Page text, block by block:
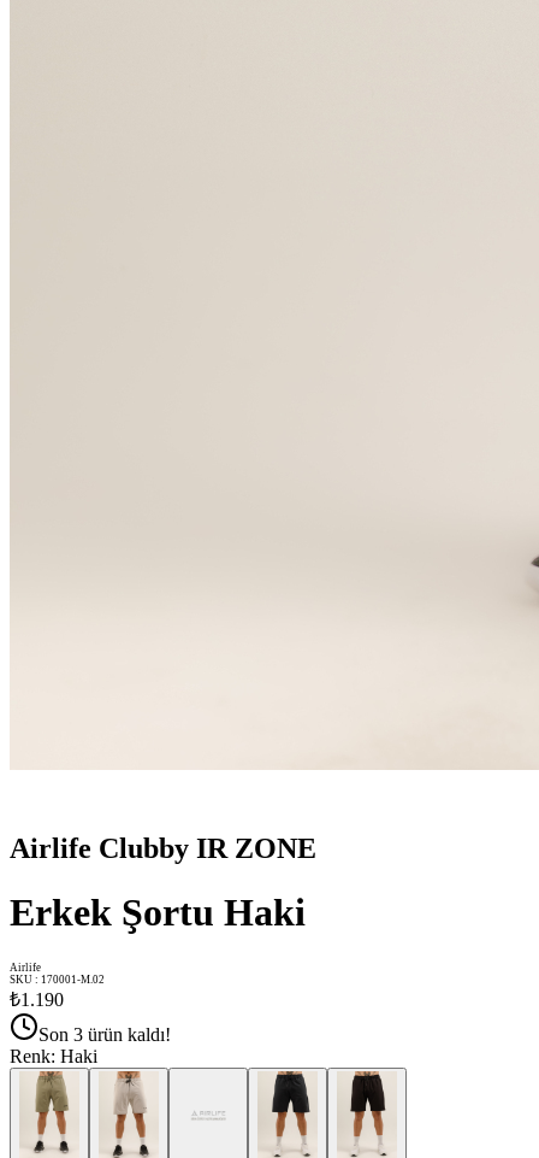
Airlife Clubby IR ZONE
Erkek Şortu Haki
Airlife
SKU : 170001-M.02
₺1.190
Son 3 ürün kaldı!
Renk: Haki